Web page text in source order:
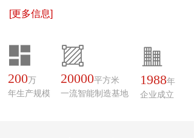
[更多信息]
1988年
企业成立
20000平方米
一流智能制造基地
200万
年生产规模